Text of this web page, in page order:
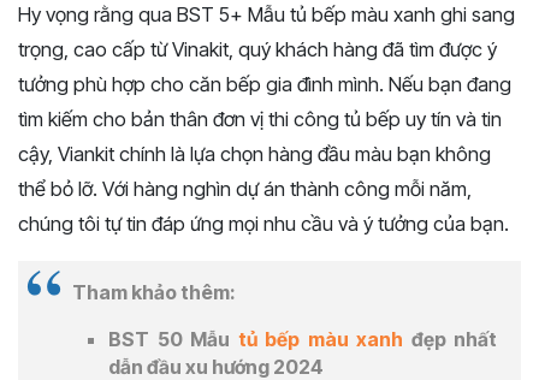
Hy vọng rằng qua BST 5+ Mẫu tủ bếp màu xanh ghi sang
trọng, cao cấp từ Vinakit, quý khách hàng đã tìm được ý
tưởng phù hợp cho căn bếp gia đình mình. Nếu bạn đang
tìm kiếm cho bản thân đơn vị thi công tủ bếp uy tín và tin
cậy, Viankit chính là lựa chọn hàng đầu màu bạn không
thể bỏ lỡ. Với hàng nghìn dự án thành công mỗi năm,
chúng tôi tự tin đáp ứng mọi nhu cầu và ý tưởng của bạn.
Tham khảo thêm:
BST 50 Mẫu tủ bếp màu xanh đẹp nhất
dẫn đầu xu hướng 2024